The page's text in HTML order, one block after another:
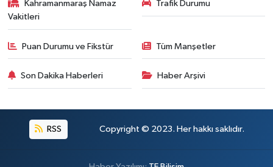
Kahramanmaraş Namaz
Vakitleri
Trafik Durumu
Puan Durumu ve Fikstür Tüm Manşetler
Son Dakika Haberleri Haber Arşivi
RSS Copyright © 2023. Her hakkı saklıdır.